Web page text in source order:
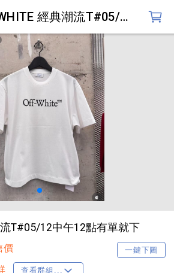
OFF-WHITE 經典潮流T#05/12中午12點有單就下
流T#05/12中午12點有單就下
一鍵下圖
價
查看群組...